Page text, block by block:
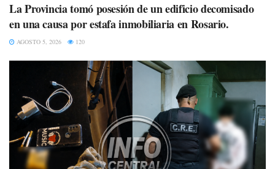
La Provincia tomó posesión de un edificio decomisado
en una causa por estafa inmobiliaria en Rosario.
AGOSTO 5, 2026 120